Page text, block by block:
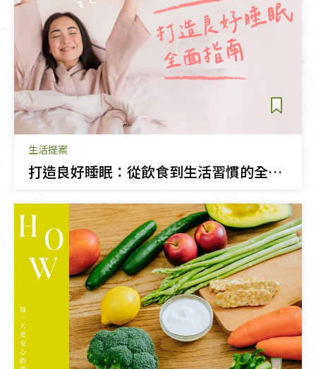
生活提案
打造良好睡眠：從飲食到生活習慣的全面指南